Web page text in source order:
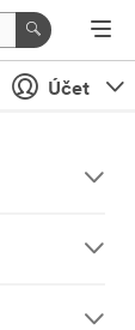
Účet